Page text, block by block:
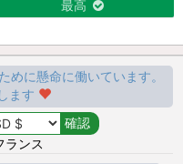
最高
めに懸命に働いています。
ます
ランス